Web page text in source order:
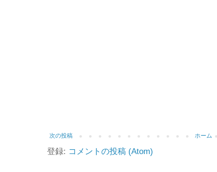
次の投稿 ホーム
登録: コメントの投稿 (Atom)